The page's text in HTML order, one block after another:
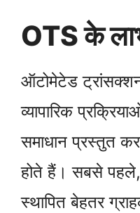
OTS के
ऑटोमेटेड
व्यापारिक
समाधान प्रस्तुत
होते हैं। सबसे
स्थापित बेहतर